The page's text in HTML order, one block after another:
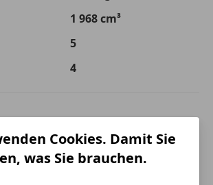
1 968 cm³
5
4
Cookies. Damit Sie
was Sie brauchen.